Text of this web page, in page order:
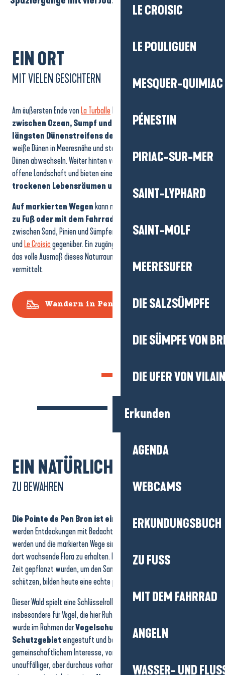
LE CROISIC
LE POULIGUEN
MESQUER-QUIMIAC
PÉNESTIN
PIRIAC-SUR-MER
SAINT-LYPHARD
SAINT-MOLF
MEERESUFER
DIE SALZSÜMPFE
DIE SÜMPFE VON
DIE UFER VON
Erkunden
AGENDA
WEBCAMS
ERKUNDUNGSBUCH
ZU FUSS
MIT DEM FAHRRAD
ANGELN
WASSER- UND
EIN ORT
MIT VIELEN GESICHTERN
Am äußersten Ende von La Turballe bildet Pen Bron eine Sandzunge
zwischen Ozean, Sumpf und Pinienwald. Der Ort ist Teil
längsten Dünenstreifens der Halbinsel
weiße Dünen in Meeresnähe und stabilere, zurückversetzte graue
Dünen abwechseln. Weiter hinten vervollständigen die Sümpfe diese
offene Landschaft und bieten einen starken Kontrast
trockenen Lebensräumen und Feuchtgebieten.
Auf markierten Wegen kann man das gesamte Gebiet bequem
zu Fuß oder mit dem Fahrrad
zwischen Sand, Pinien und Sümpfen, mit freien Blicken auf den Ozean
und Le Croisicgegenüber. Ein zugänglicher, flüssiger Spaziergang, der
das volle Ausmaß dieses Naturraums mit seinen vielen Gesichtern
vermittelt.
Wandern in Pen-Bron
EIN NATÜRLICHER ORT
ZU BEWAHREN
Die Pointe de Pen Bron ist ein Naturschutzgebiet. Hier
werden Entdeckungen mit Bedacht gemacht: Es darf nichts gepflückt
werden und die markierten Wege sind wichtig, um die Dünen und die
dort wachsende Flora zu erhalten. Die Strandkiefern, die im Laufe der
Zeit gepflanzt wurden, um den Sand zu fixieren und das Land zu
schützen, bilden heute eine echte pflanzliche Barriere.
Dieser Wald spielt eine Schlüsselrolle für die lokale Fauna,
insbesondere für Vögel, die hier Ruhe und Schutz finden. Pen Bron
wurde im Rahmen derVogelschutzrichtlinie als besonderes
Schutzgebieteingestuft und beherbergt zahlreiche Arten von
gemeinschaftlichem Interesse, von denen mehrere hier nisten. Ein
unauffälliger, aber durchaus vorhandener Naturreichtum, der daran